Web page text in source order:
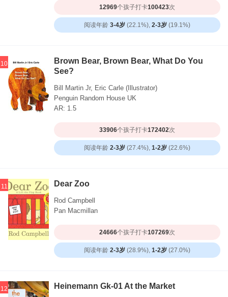
12969个孩子打卡100423次
阅读年龄 3-4岁 (22.1%), 2-3岁 (19.1%)
10
Brown Bear, Brown Bear, What Do You
See?
Bill Martin Jr, Eric Carle (Illustrator)
Penguin Random House UK
AR: 1.5
33906个孩子打卡172402次
阅读年龄 2-3岁 (27.4%), 1-2岁 (22.6%)
11 Dear Zoo
Rod Campbell
Pan Macmillan
24666个孩子打卡107269次
阅读年龄 2-3岁 (28.9%), 1-2岁 (27.0%)
12 Heinemann Gk-01 At the Market